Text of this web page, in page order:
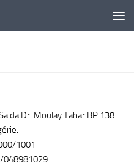
Dr. Moulay Tahar BP 138
1001
048981029